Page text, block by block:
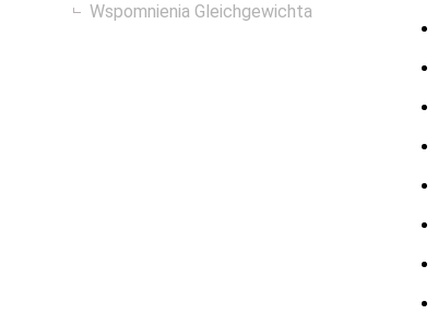
Wspomnienia Gleichgewichta